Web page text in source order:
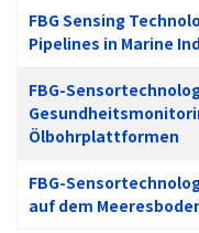
FBG Sensing
Pipelines in Marine
FBG-
Ölbohrplattformen
FBG-
auf dem